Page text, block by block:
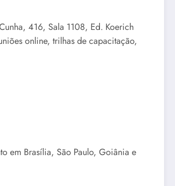
416, Sala 1108, Ed. Koerich
online, trilhas de capacitação,
em Brasília, São Paulo, Goiânia e